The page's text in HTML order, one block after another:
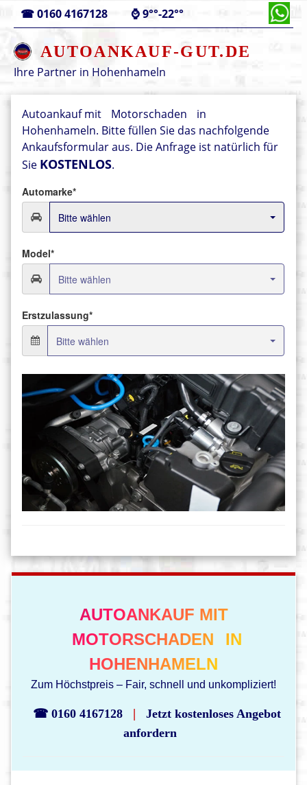
☎0160 4167128 ⌚9°°-22°°
AUTOANKAUF-GUT.DE
Ihre Partner in Hohenhameln
Autoankauf mit Motorschaden
in
Hohenhameln. Bitte füllen Sie das nachfolgende
Ankaufsformular aus. Die Anfrage ist natürlich für
Sie KOSTENLOS.
AUTOANKAUF MIT
MOTORSCHADEN
IN
HOHENHAMELN
Zum Höchstpreis – Fair, schnell und unkompliziert!
☎ 0160 4167128 |
Jetzt kostenloses Angebot
anfordern